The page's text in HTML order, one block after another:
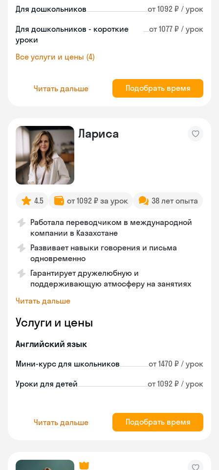
Для дошкольников от 1092 ₽ / урок
Для дошкольников - короткие
уроки
от 1077 ₽ / урок
Все услуги и цены (4)
Читать дальше Подобрать время
Лариса
4.5 от 1092 ₽ за урок 38 лет опыта
Работала переводчиком в международной
компании в Казахстане
Развивает навыки говорения и письма
одновременно
Гарантирует дружелюбную и
поддерживающую атмосферу на занятиях
Читать дальше
Услуги и цены
Английский язык
Мини-курс для школьников от 1470 ₽ / урок
Уроки для детей от 1092 ₽ / урок
Читать дальше Подобрать время